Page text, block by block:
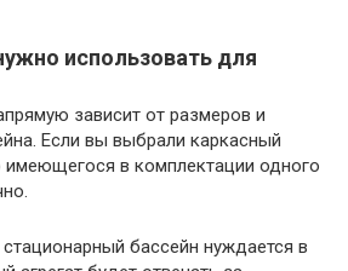
использовать для
зависит от размеров и
Если вы выбрали каркасный
имеющегося в комплектации одного
бассейн нуждается в